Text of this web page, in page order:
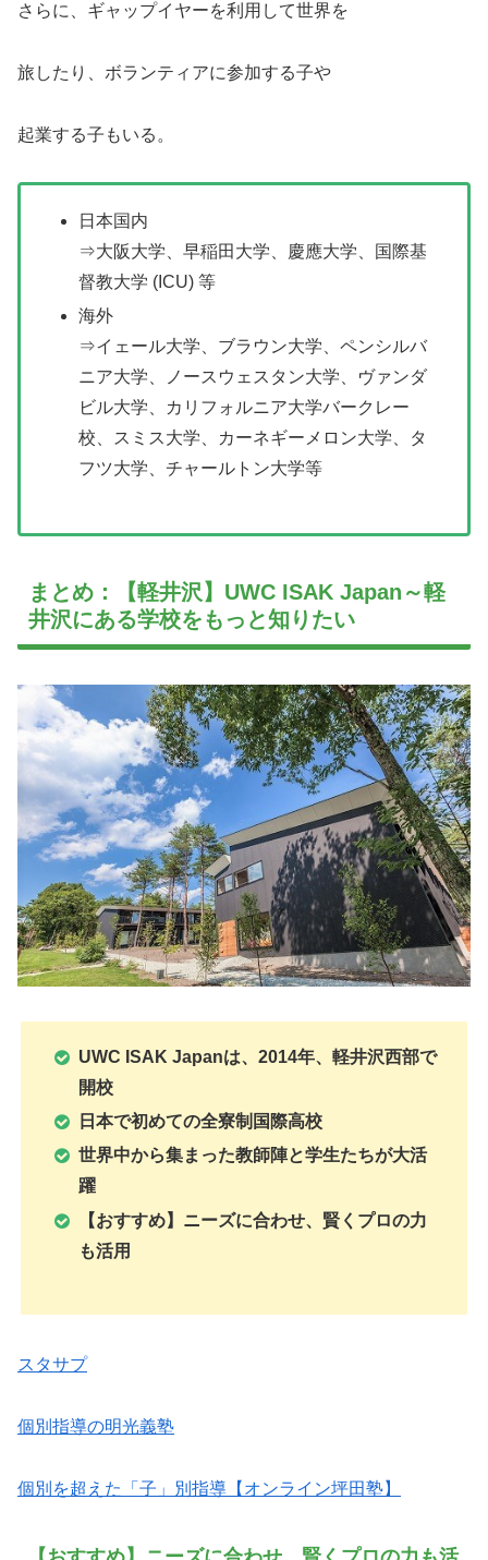
さらに、ギャップイヤーを利用して世界を
旅したり、ボランティアに参加する子や
起業する子もいる。
日本国内
⇒大阪大学、早稲田大学、慶應大学、国際基
督教大学 (ICU) 等
海外
⇒イェール大学、ブラウン大学、ペンシルバ
ニア大学、ノースウェスタン大学、ヴァンダ
ビル大学、カリフォルニア大学バークレー
校、スミス大学、カーネギーメロン大学、タ
フツ大学、チャールトン大学等
まとめ：【軽井沢】UWC ISAK Japan～軽
井沢にある学校をもっと知りたい
UWC ISAK Japanは、2014年、軽井沢西部で
開校
日本で初めての全寮制国際高校
世界中から集まった教師陣と学生たちが大活
躍
【おすすめ】ニーズに合わせ、賢くプロの力
も活用
スタサプ
個別指導の明光義塾
個別を超えた「子」別指導【オンライン坪田塾】